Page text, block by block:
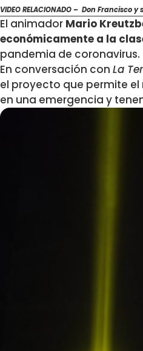
VIDEO RELACIONADO – Don
El animador Mario
económicamente a la
pandemia de coronavirus.
En conversación con La
el proyecto que permite el
en una emergencia y